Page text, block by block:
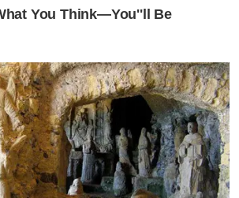
You Think—You''ll Be